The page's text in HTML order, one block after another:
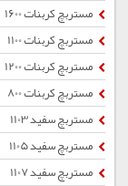
مستربچ کربنات 1600
مستربچ کربنات 1100
مستربچ کربنات 1200
مستربچ کربنات 800
مستربچ سفید 1103
مستربچ سفید 1105
مستربچ سفید 1107